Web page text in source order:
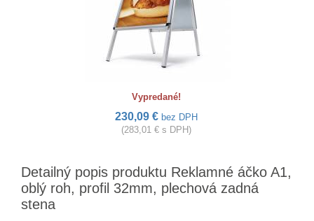
Vypredané!
230,09 € bez DPH
(283,01 € s DPH)
Detailný popis produktu Reklamné áčko A1,
oblý roh, profil 32mm, plechová zadná
stena